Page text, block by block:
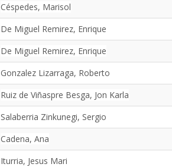
Céspedes, Marisol
De Miguel Remirez, Enrique
De Miguel Remirez, Enrique
Gonzalez Lizarraga, Roberto
Ruiz de Viñaspre Besga, Jon Karla
Salaberria Zinkunegi, Sergio
Cadena, Ana
Iturria, Jesus Mari